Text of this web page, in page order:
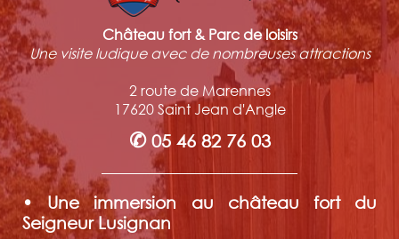
Château fort & Parc de loisirs
Une visite ludique avec de nombreuses attractions
2 route de Marennes
17620 Saint Jean d'Angle
✆ 05 46 82 76 03
• Une immersion au château fort du
Seigneur Lusignan